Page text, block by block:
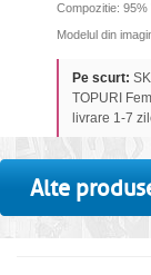
Compozitie:
Modelul din
Pe scurt:
TOPURI
livrare 1-7
Alte